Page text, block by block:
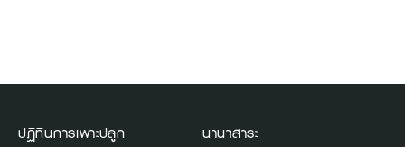
ปฏิทินการเพาะปลูก
นานาสาระ